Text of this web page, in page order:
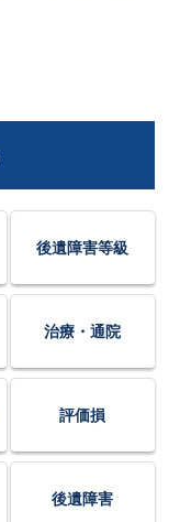
後遺障害等級
治療・通院
評価損
後遺障害